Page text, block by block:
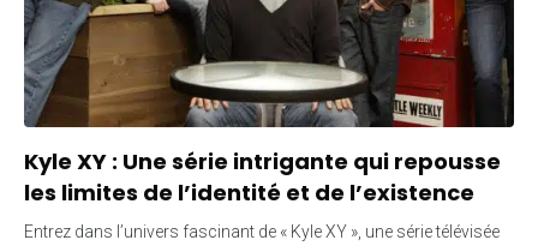
Kyle XY : Une série intrigante qui repousse
les limites de l’identité et de l’existence
Entrez dans l’univers fascinant de « Kyle XY », une série télévisée